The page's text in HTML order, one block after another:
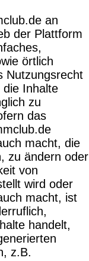
an
der Plattform
örtlich
Nutzungsrecht
Inhalte
zu
das
macht, die
zu ändern oder
von
wird oder
macht, ist
handelt,
z.B.